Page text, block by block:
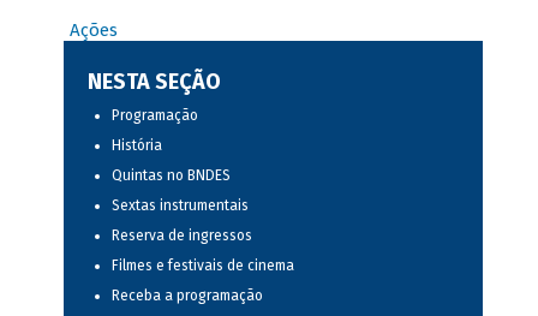
Ações
NESTA SEÇÃO
Programação
História
Quintas no BNDES
Sextas instrumentais
Reserva de ingressos
Filmes e festivais de cinema
Receba a programação